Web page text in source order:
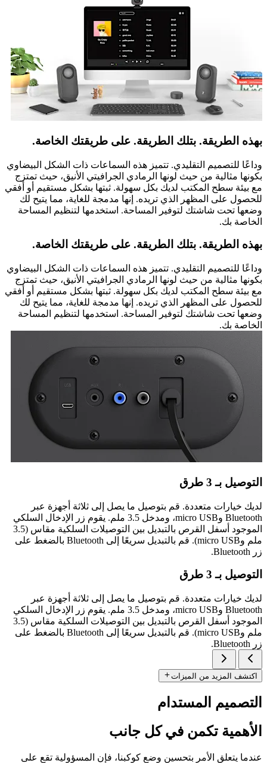
بهذه الطريقة. بتلك الطريقة. على طريقتك الخاصة.
وداعًا للتصميم التقليدي. تتميز هذه السماعات ذات الشكل البيضاوي
بكونها مثالية من حيث لونها الرمادي الجرافيتي الأنيق، حيث تمتزج
مع بيئة سطح المكتب لديك بكل سهولة. ثبتها بشكل مستقيم أو أفقي
للحصول على المظهر الذي تريده. إنها مدمجة للغاية، مما يتيح لك
وضعها تحت شاشتك لتوفير المساحة. استخدمها لتنظيم المساحة
الخاصة بك.
بهذه الطريقة. بتلك الطريقة. على طريقتك الخاصة.
وداعًا للتصميم التقليدي. تتميز هذه السماعات ذات الشكل البيضاوي
بكونها مثالية من حيث لونها الرمادي الجرافيتي الأنيق، حيث تمتزج
مع بيئة سطح المكتب لديك بكل سهولة. ثبتها بشكل مستقيم أو أفقي
للحصول على المظهر الذي تريده. إنها مدمجة للغاية، مما يتيح لك
وضعها تحت شاشتك لتوفير المساحة. استخدمها لتنظيم المساحة
الخاصة بك.
التوصيل بـ 3 طرق
لديك خيارات متعددة. قم بتوصيل ما يصل إلى ثلاثة أجهزة عبر
Bluetooth وmicro USB، ومدخل 3.5 ملم. يقوم زر الإدخال السلكي
الموجود أسفل القرص بالتبديل بين التوصيلات السلكية مقاس (3.5
ملم وmicro USB). قم بالتبديل سريعًا إلى Bluetooth بالضغط على
زر Bluetooth.
التوصيل بـ 3 طرق
لديك خيارات متعددة. قم بتوصيل ما يصل إلى ثلاثة أجهزة عبر
Bluetooth وmicro USB، ومدخل 3.5 ملم. يقوم زر الإدخال السلكي
الموجود أسفل القرص بالتبديل بين التوصيلات السلكية مقاس (3.5
ملم وmicro USB). قم بالتبديل سريعًا إلى Bluetooth بالضغط على
زر Bluetooth.
اكتشف المزيد من الميزات
التصميم المستدام
الأهمية تكمن في كل جانب
عندما يتعلق الأمر بتحسين وضع كوكبنا، فإن المسؤولية تقع على